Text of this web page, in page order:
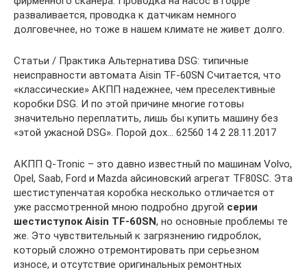
разваливается, проводка к датчикам немного
долговечнее, но тоже в нашем климате не живет долго.
Статьи / Практика Альтернатива DSG: типичные
неисправности автомата Aisin TF-60SN Считается, что
«классические» АКПП надежнее, чем преселективные
коробки DSG. И по этой причине многие готовы
значительно переплатить, лишь бы купить машину без
«этой ужасной DSG». Порой дох… 62560 14 2 28.11.2017
АКПП Q-Tronic – это давно известный по машинам Volvo,
Opel, Saab, Ford и Mazda айсиновский агрегат TF80SC. Эта
шестиступенчатая коробка несколько отличается от
уже рассмотренной мною подробно другой серии
шестиступок Aisin TF-60SN, но основные проблемы те
же. Это чувствительный к загрязнению гидроблок,
который сложно отремонтировать при серьезном
износе, и отсутствие оригинальных ремонтных